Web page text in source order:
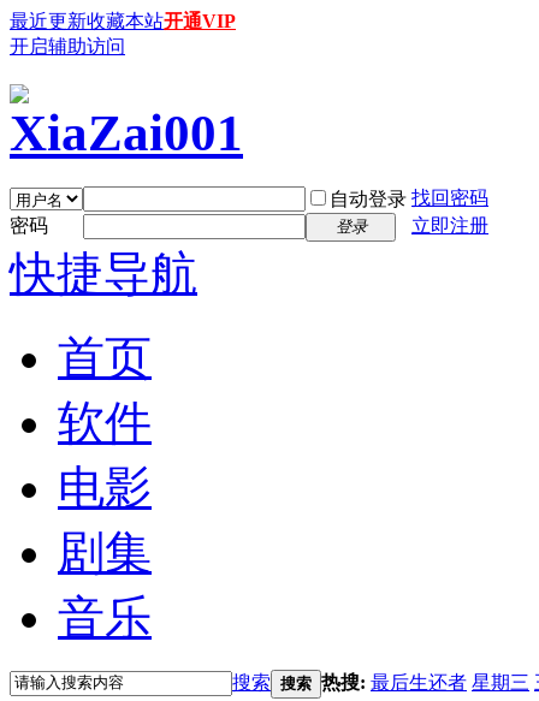
最近更新收藏本站开通VIP
开启辅助访问
自动登录 找回密码
密码
登录 立即注册
快捷导航
首页
软件
电影
剧集
音乐
搜索 搜索 热搜: 最后生还者 星期三